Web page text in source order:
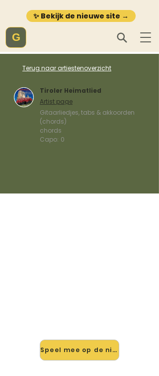
✨ Bekijk de nieuwe site →
G
Terug naar artiestenoverzicht
Tiroler Heimatlied
Artist page
Gitaarliedjes, tabs & akkoorden
(chords)
chords
Capo: 0
Speel mee op de nieuwe site →